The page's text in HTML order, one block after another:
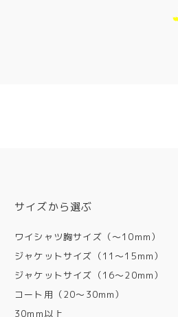
サイズから選ぶ
ワイシャツ胸サイズ（〜10mm）
ジャケットサイズ（11〜15mm）
ジャケットサイズ（16〜20mm）
コート用（20〜30mm）
30mm以上